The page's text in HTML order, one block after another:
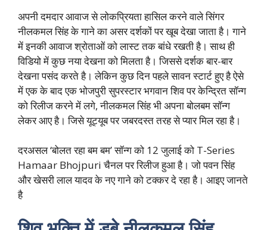
अपनी दमदार आवाज से लोकप्रियता हासिल करने वाले सिंगर
नीलकमल सिंह के गाने का असर दर्शकों पर खूब देखा जाता है। गाने
में इनकी आवाज श्रोताओं को लास्ट तक बांधे रखती है। साथ ही
विडियो में कुछ नया देखना को मिलता है। जिससे दर्शक बार-बार
देखना पसंद करते है। लेकिन कुछ दिन पहले सावन स्टार्ट हुए है ऐसे
में एक के बाद एक भोजपुरी सुपरस्टार भगवान शिव पर केन्द्रित सॉन्ग
को रिलीज करने में लगे, नीलकमल सिंह भी अपना बोलबम सॉन्ग
लेकर आए है। जिसे यूट्यूब पर जबरदस्त तरह से प्यार मिल रहा है।
दरअसल ‘बोलत रहा बम बम’ सॉन्ग को 12 जुलाई को T-Series
Hamaar Bhojpuri चैनल पर रिलीज हुआ है। जो पवन सिंह
और खेसरी लाल यादव के नए गाने को टक्कर दे रहा है। आइए जानते
है